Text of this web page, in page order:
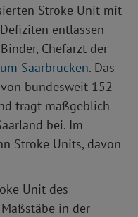
Stroke Unit mit
entlassen
Chefarzt der
Saarbrücken. Das
bundesweit 152
trägt maßgeblich
bei. Im
Stroke Units, davon
Unit des
in der